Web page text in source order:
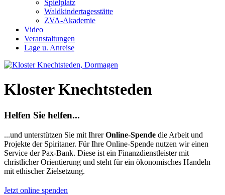
Spielplatz
Waldkindertagesstätte
ZVA-Akademie
Video
Veranstaltungen
Lage u. Anreise
Kloster Knechtsteden
Helfen Sie helfen...
...und unterstützen Sie mit IhrerOnline-Spende die Arbeit und
Projekte der Spiritaner. Für Ihre Online-Spende nutzen wir einen
Service der Pax-Bank. Diese ist ein Finanzdienstleister mit
christlicher Orientierung und steht für ein ökonomisches Handeln
mit ethischer Zielsetzung.
Jetzt online spenden